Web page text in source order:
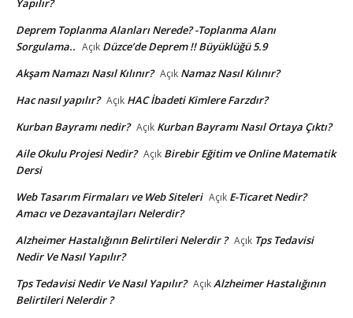
Yapılır?
Deprem Toplanma Alanları Nerede? -Toplanma Alanı
Sorgulama.. Açık Düzce’de Deprem !! Büyüklüğü 5.9
Akşam Namazı Nasıl Kılınır? Açık Namaz Nasıl Kılınır?
Hac nasıl yapılır? Açık HAC İbadeti Kimlere Farzdır?
Kurban Bayramı nedir? Açık Kurban Bayramı Nasıl Ortaya Çıktı?
Aile Okulu Projesi Nedir? Açık Birebir Eğitim ve Online Matematik
Dersi
Web Tasarım Firmaları ve Web Siteleri Açık E-Ticaret Nedir?
Amacı ve Dezavantajları Nelerdir?
Alzheimer Hastalığının Belirtileri Nelerdir ? Açık Tps Tedavisi
Nedir Ve Nasıl Yapılır?
Tps Tedavisi Nedir Ve Nasıl Yapılır? AçıkAlzheimer Hastalığının
Belirtileri Nelerdir ?